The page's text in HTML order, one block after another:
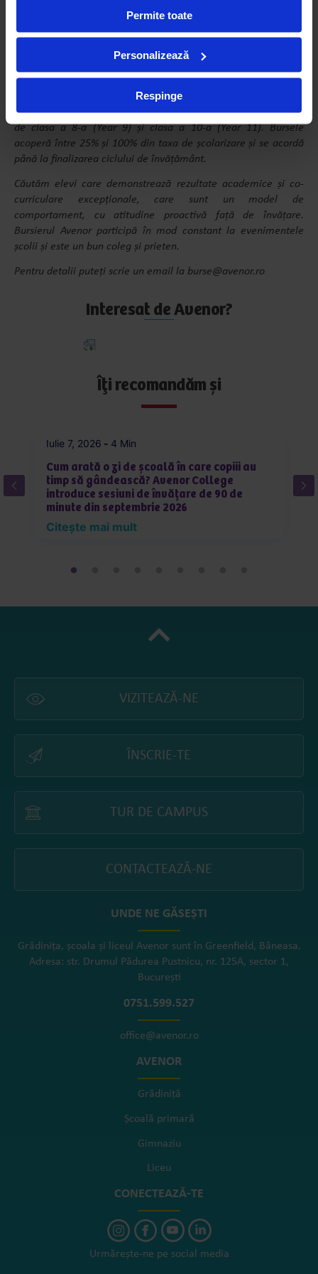
Permite toate
Personalizează
Respinge
Avenor: Ce sfat ai pentru un elev tentat de bursele Avenor
dar care nu are curajul să aplice?
Recomand fiecărui elev care s-a pregătit în cursul
anilor de gimnaziu să aibă încredere în forțele proprii și în
La Avenor College oferim anual burse pentru liceu pentru elevi
de clasa a 8-a (Year 9) și clasa a 10-a (Year 11). Bursele
acoperă între 25% și 100% din taxa de școlarizare și se acordă
până la finalizarea ciclului de învățământ.
Căutăm elevi care demonstrează rezultate academice și co-
curriculare excepționale, care sunt un model de
comportament, cu atitudine proactivă față de învățare.
Bursierul Avenor participă în mod constant la evenimentele
școlii și este un bun coleg și prieten.
Pentru detalii puteți scrie un email la burse@avenor.ro
Interesat de Avenor?
Aplică
Îți recomandăm și
Iulie 7, 2026 - 4 Min
Cum arată o zi de școală în care copiii au
timp să gândească? Avenor College
introduce sesiuni de învățare de 90 de
minute din septembrie 2026
Citește mai mult
VIZITEAZĂ-NE
ÎNSCRIE-TE
TUR DE CAMPUS
CONTACTEAZĂ-NE
UNDE NE GĂSEȘTI
Grădinița, școala și liceul Avenor sunt în Greenfield, Băneasa.
Adresa: str. Drumul Pădurea Pustnicu, nr. 125A, sector 1,
București
0751.599.527
office@avenor.ro
AVENOR
Grădiniță
Școală primară
Gimnaziu
Liceu
CONECTEAZĂ-TE
Urmărește-ne pe social media